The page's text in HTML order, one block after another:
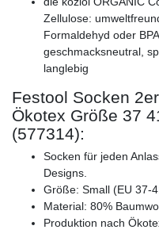
Zellulose:
Formaldehyd oder
geschmacksneutral,
langlebig
Festool Socken
Ökotex Größe 37
(577314):
Socken für jeden
Designs.
Größe: Small (EU 37-
Material: 80%
Produktion nach